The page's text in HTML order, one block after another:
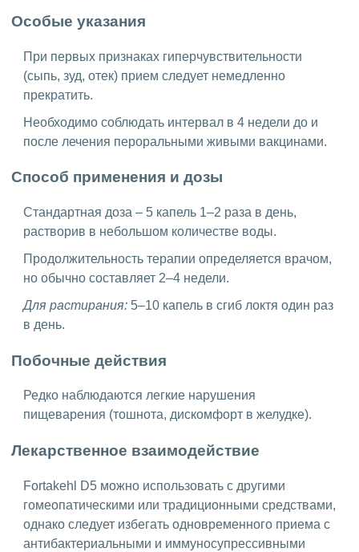
Особые указания
При первых признаках гиперчувствительности
(сыпь, зуд, отек) прием следует немедленно
прекратить.
Необходимо соблюдать интервал в 4 недели до и
после лечения пероральными живыми вакцинами.
Способ применения и дозы
Стандартная доза – 5 капель 1–2 раза в день,
растворив в небольшом количестве воды.
Продолжительность терапии определяется врачом,
но обычно составляет 2–4 недели.
Для растирания: 5–10 капель в сгиб локтя один раз
в день.
Побочные действия
Редко наблюдаются легкие нарушения
пищеварения (тошнота, дискомфорт в желудке).
Лекарственное взаимодействие
Fortakehl D5 можно использовать с другими
гомеопатическими или традиционными средствами,
однако следует избегать одновременного приема с
антибактериальными и иммуносупрессивными